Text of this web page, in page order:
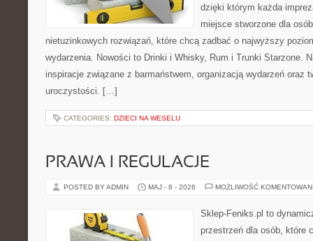
dzięki którym każda
miejsce stworzone dla
nietuzinkowych rozwiązań, które chcą zadbać o najwyższy
wydarzenia. Nowości to Drinki i Whisky, Rum i Trunki Starzone.
inspiracje związane z barmaństwem, organizacją wydarzeń oraz
uroczystości. […]
CATEGORIES: DZIECI NA WESELU
PRAWA I REGULACJE
POSTED BY ADMIN MAJ - 8 - 2026 MOŻLIWOŚĆ
Sklep-Feniks.pl to
przestrzeń dla osób, które